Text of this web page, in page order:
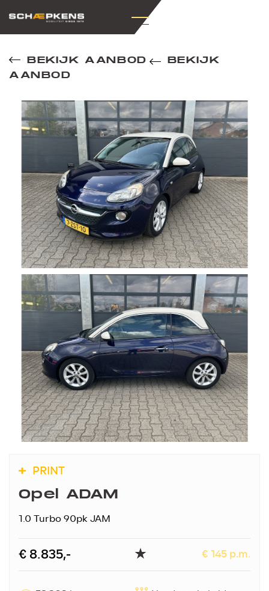
BEKIJK AANBOD
BEKIJK
AANBOD
PRINT
Opel ADAM
1.0 Turbo 90pk JAM
€ 8.835,- € 145 p.m.